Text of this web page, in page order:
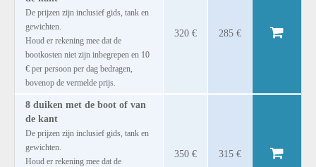
De prijzen zijn inclusief gids, tank en
gewichten.
Houd er rekening mee dat de
bootkosten niet zijn inbegrepen en 10
€ per persoon per dag bedragen,
bovenop de vermelde prijs.
320 € 285 €
8 duiken met de boot of van
de kant
De prijzen zijn inclusief gids, tank en
gewichten.
Houd er rekening mee dat de
350 € 315 €